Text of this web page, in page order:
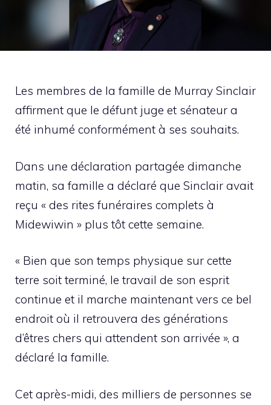
Les membres de la famille de Murray Sinclair
affirment que le défunt juge et sénateur a
été inhumé conformément à ses souhaits.
Dans une déclaration partagée dimanche
matin, sa famille a déclaré que Sinclair avait
reçu « des rites funéraires complets à
Midewiwin » plus tôt cette semaine.
« Bien que son temps physique sur cette
terre soit terminé, le travail de son esprit
continue et il marche maintenant vers ce bel
endroit où il retrouvera des générations
d’êtres chers qui attendent son arrivée », a
déclaré la famille.
Cet après-midi, des milliers de personnes se